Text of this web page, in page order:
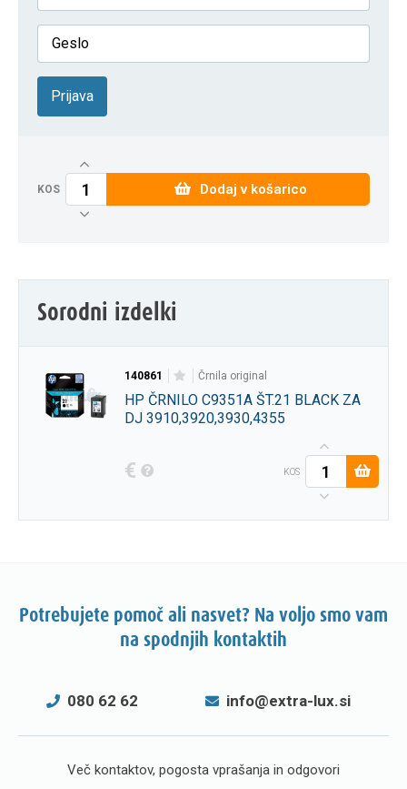
Prijava
KOS Dodaj v košarico
Sorodni izdelki
140861 črnila original
HP ČRNILO C9351A ŠT.21 BLACK ZA
DJ 3910,3920,3930,4355
€ KOS
Potrebujete pomoč ali nasvet? Na voljo smo vam
na spodnjih kontaktih
080 62 62 info@extra-lux.si
Več kontaktov, pogosta vprašanja in odgovori